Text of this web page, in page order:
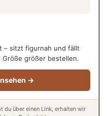
– sitzt figurnah und fällt
Größe größer bestellen.
→
über einen Link, erhalten wir